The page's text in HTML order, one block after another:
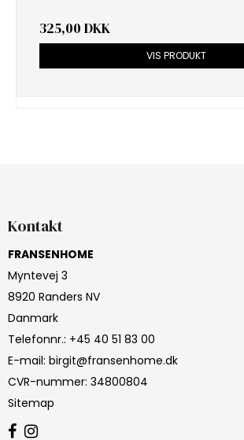
325,00 DKK
VIS PRODUKT
Kontakt
FRANSENHOME
Myntevej 3
8920 Randers NV
Danmark
Telefonnr.: +45 40 51 83 00
E-mail: birgit@fransenhome.dk
CVR-nummer: 34800804
Sitemap